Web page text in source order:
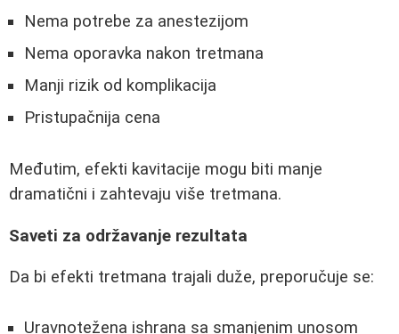
Nema potrebe za anestezijom
Nema oporavka nakon tretmana
Manji rizik od komplikacija
Pristupačnija cena
Međutim, efekti kavitacije mogu biti manje
dramatični i zahtevaju više tretmana.
Saveti za održavanje rezultata
Da bi efekti tretmana trajali duže, preporučuje se:
Uravnotežena ishrana sa smanjenim unosom